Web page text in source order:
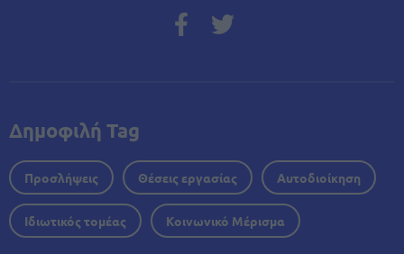
Δημοφιλή Tag
Προσλήψεις Θέσεις εργασίας Αυτοδιοίκηση
Ιδιωτικός τομέας Κοινωνικό Μέρισμα